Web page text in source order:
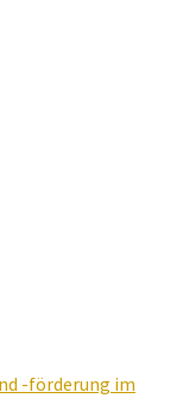
-förderung im